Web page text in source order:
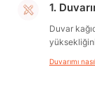
1.
Duvar
Duvarımı